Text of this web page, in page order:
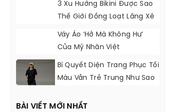
3 Xu Hướng Bikini Được Sao
Thế Giới Đồng Loạt Lăng Xê
Váy Áo ‘hở Mà Không Hư’
Của Mỹ Nhân Việt
Bí Quyết Diện Trang Phục Tối
Màu Vẫn Trẻ Trung Như Sao
BÀI VIẾT MỚI NHẤT